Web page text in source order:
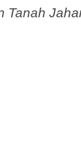
Tanah